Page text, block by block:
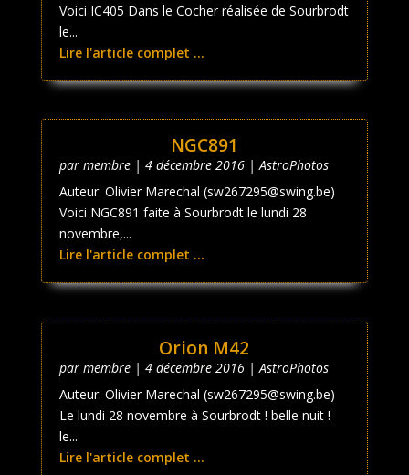
Voici IC405 Dans le Cocher réalisée de Sourbrodt
le...
Lire l'article complet ...
NGC891
par membre| 4 décembre 2016|AstroPhotos
Auteur: Olivier Marechal (sw267295@swing.be)
Voici NGC891 faite à Sourbrodt le lundi 28
novembre,...
Lire l'article complet ...
Orion M42
par membre| 4 décembre 2016| AstroPhotos
Auteur: Olivier Marechal (sw267295@swing.be)
Le lundi 28 novembre à Sourbrodt ! belle nuit !
le...
Lire l'article complet ...